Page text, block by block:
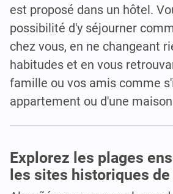
est proposé dans un hôtel.
possibilité d'y séjourner
chez vous, en ne changeant
habitudes et en vous
famille ou vos amis comme
appartement ou d'une
Explorez les plages
les sites historiques de